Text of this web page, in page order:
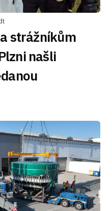
strážníkům
našli